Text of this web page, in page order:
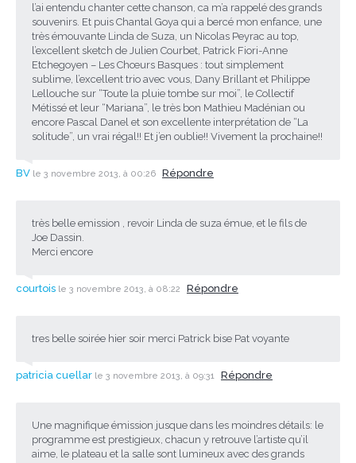
l’ai entendu chanter cette chanson, ca m’a rappelé des grands
souvenirs. Et puis Chantal Goya qui a bercé mon enfance, une
très émouvante Linda de Suza, un Nicolas Peyrac au top,
l’excellent sketch de Julien Courbet, Patrick Fiori-Anne
Etchegoyen – Les Chœurs Basques : tout simplement
sublime, l’excellent trio avec vous, Dany Brillant et Philippe
Lellouche sur “Toute la pluie tombe sur moi”, le Collectif
Métissé et leur “Mariana”, le très bon Mathieu Madénian ou
encore Pascal Danel et son excellente interprétation de “La
solitude”, un vrai régal!! Et j’en oublie!! Vivement la prochaine!!
BV le 3 novembre 2013, à 00:26 Répondre
très belle emission , revoir Linda de suza émue, et le fils de
Joe Dassin.
Merci encore
courtois le 3 novembre 2013, à 08:22 Répondre
tres belle soirée hier soir merci Patrick bise Pat voyante
patricia cuellar le 3 novembre 2013, à 09:31 Répondre
Une magnifique émission jusque dans les moindres détails: le
programme est prestigieux, chacun y retrouve l’artiste qu’il
aime, le plateau et la salle sont lumineux avec des grands